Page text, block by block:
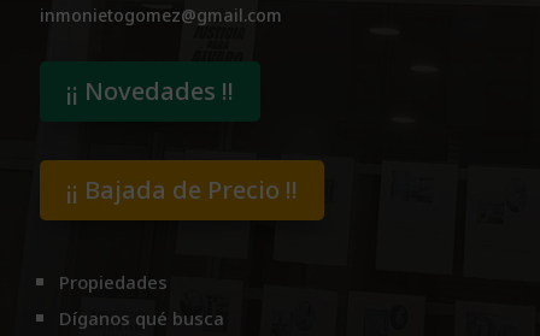
inmonietogomez@gmail.com
¡¡ Novedades !!
¡¡ Bajada de Precio !!
Propiedades
Díganos qué busca